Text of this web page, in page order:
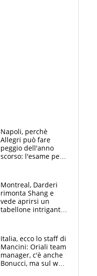
Napoli, perchè
Allegri può fare
peggio dell'anno
scorso: l'esame per
Monopoly
Montreal, Darderi
rimonta Shang e
vede aprirsi un
tabellone intrigante:
felice del mio livello"
Italia, ecco lo staff di
Mancini: Oriali team
manager, c'è anche
Bonucci, ma sul web